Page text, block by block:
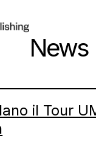
News
il Tour